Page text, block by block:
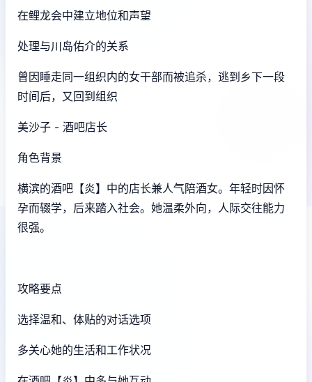
在鲤龙会中建立地位和声望
处理与川岛佑介的关系
曾因睡走同一组织内的女干部而被追杀，逃到乡下一段
时间后，又回到组织
美沙子 - 酒吧店长
角色背景
横滨的酒吧【炎】中的店长兼人气陪酒女。年轻时因怀
孕而辍学，后来踏入社会。她温柔外向，人际交往能力
很强。
攻略要点
选择温和、体贴的对话选项
多关心她的生活和工作状况